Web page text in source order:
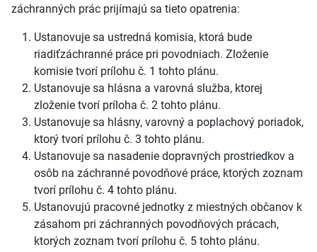
záchranných prác prijímajú sa tieto opatrenia:
Ustanovuje sa ustredná komisia, ktorá bude
riadiťzáchranné práce pri povodniach. Zloženie
komisie tvorí prílohu č. 1 tohto plánu.
Ustanovuje sa hlásna a varovná služba, ktorej
zloženie tvorí príloha č. 2 tohto plánu.
Ustanovuje sa hlásny, varovný a poplachový poriadok,
ktorý tvorí prílohu č. 3 tohto plánu.
Ustanovuje sa nasadenie dopravných prostriedkov a
osôb na záchranné povodňové práce, ktorých zoznam
tvorí prílohu č. 4 tohto plánu.
Ustanovujú pracovné jednotky z miestných občanov k
zásahom pri záchranných povodňových prácach,
ktorých zoznam tvorí prílohu č. 5 tohto plánu.